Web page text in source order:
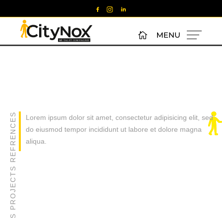
LES PROJECTS REFRENCES
Lorem ipsum dolor sit amet, consectetur adipisicing elit, sed
do eiusmod tempor incididunt ut labore et dolore magna
aliqua.